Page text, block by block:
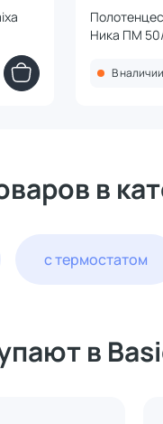
Ника ПМ
В наличии
в
с термостатом
в